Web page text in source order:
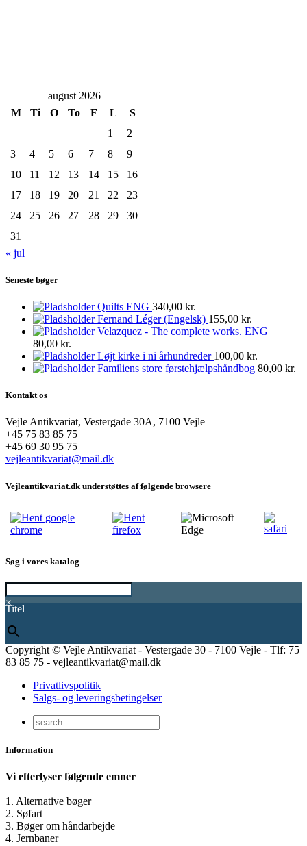
august 2026
M
Ti O To F L
S
1
2
3
4 5 6 7 8
9
10
11 12 13 14 15
16
17
18 19 20 21 22
23
24
25 26 27 28 29
30
31
« jul
Seneste bøger
Quilts ENG 340,00 kr.
Fernand Léger (Engelsk) 155,00 kr.
Velazquez - The complete works. ENG
80,00 kr.
Løjt kirke i ni århundreder 100,00 kr.
Familiens store førstehjælpshåndbog 80,00 kr.
Kontakt os
Vejle Antikvariat, Vestergade 30A, 7100 Vejle
+45 75 83 85 75
+45 69 30 95 75
vejleantikvariat@mail.dk
Vejleantikvariat.dk understøttes af følgende browsere
Søg i vores katalog
×
Titel
Copyright © Vejle Antikvariat - Vestergade 30 - 7100 Vejle - Tlf: 75
83 85 75 - vejleantikvariat@mail.dk
Privatlivspolitik
Salgs- og leveringsbetingelser
Information
Vi efterlyser følgende emner
1. Alternative bøger
2. Søfart
3. Bøger om håndarbejde
4. Jernbaner